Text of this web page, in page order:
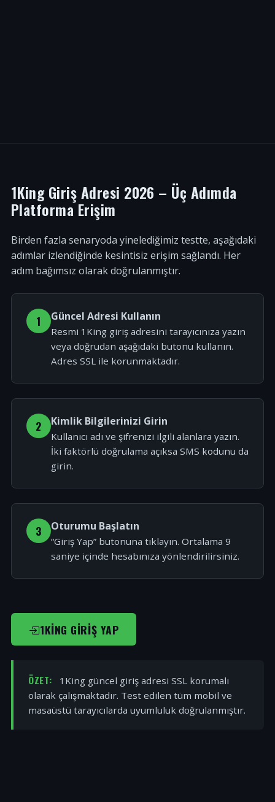
1King Giriş Adresi 2026 – Üç Adımda
Platforma Erişim
Birden fazla senaryoda yinelediğimiz testte, aşağıdaki
adımlar izlendiğinde kesintisiz erişim sağlandı. Her
adım bağımsız olarak doğrulanmıştır.
1 Güncel Adresi Kullanın
Resmi 1King giriş adresini tarayıcınıza yazın
veya doğrudan aşağıdaki butonu kullanın.
Adres SSL ile korunmaktadır.
2 Kimlik Bilgilerinizi Girin
Kullanıcı adı ve şifrenizi ilgili alanlara yazın.
İki faktörlü doğrulama açıksa SMS kodunu da
girin.
3 Oturumu Başlatın
“Giriş Yap” butonuna tıklayın. Ortalama 9
saniye içinde hesabınıza yönlendirilirsiniz.
1KING GIRIŞ YAP
ÖZET:
1King güncel giriş adresi SSL korumalı
olarak çalışmaktadır. Test edilen tüm mobil ve
masaüstü tarayıcılarda uyumluluk doğrulanmıştır.